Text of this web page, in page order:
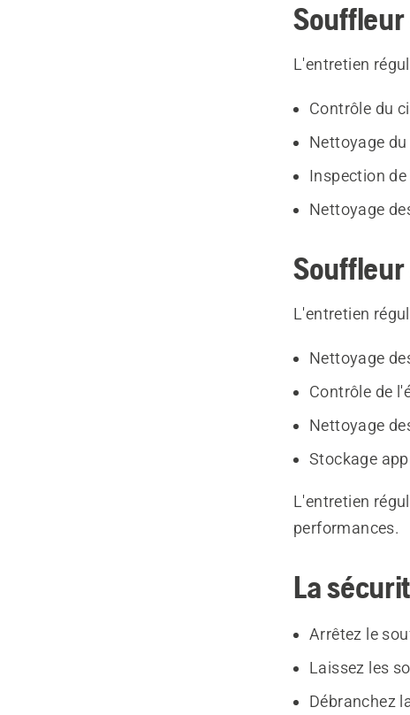
Souffleur
L'entretien
Contrôle du
Nettoyage
Inspection
Nettoyage
L'entretien
Nettoyage
Contrôle de
Nettoyage
Stockage
L'entretien
performances.
La
Arrêtez le
Laissez les
Débranchez